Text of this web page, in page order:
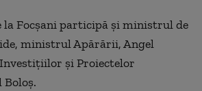
la Focşani participă şi ministrul de
ministrul Apărării, Angel
şi Proiectelor
Boloş.